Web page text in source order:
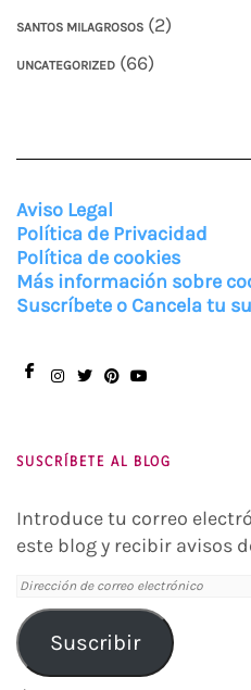
SANTOS MILAGROSOS (2)
UNCATEGORIZED (66)
Aviso Legal
Política de Privacidad
Política de cookies
Más información sobre
Suscríbete o Cancela tu
SUSCRÍBETE AL BLOG
Introduce tu correo
este blog y recibir avisos
Dirección
de
correo
electrónico
Suscribir